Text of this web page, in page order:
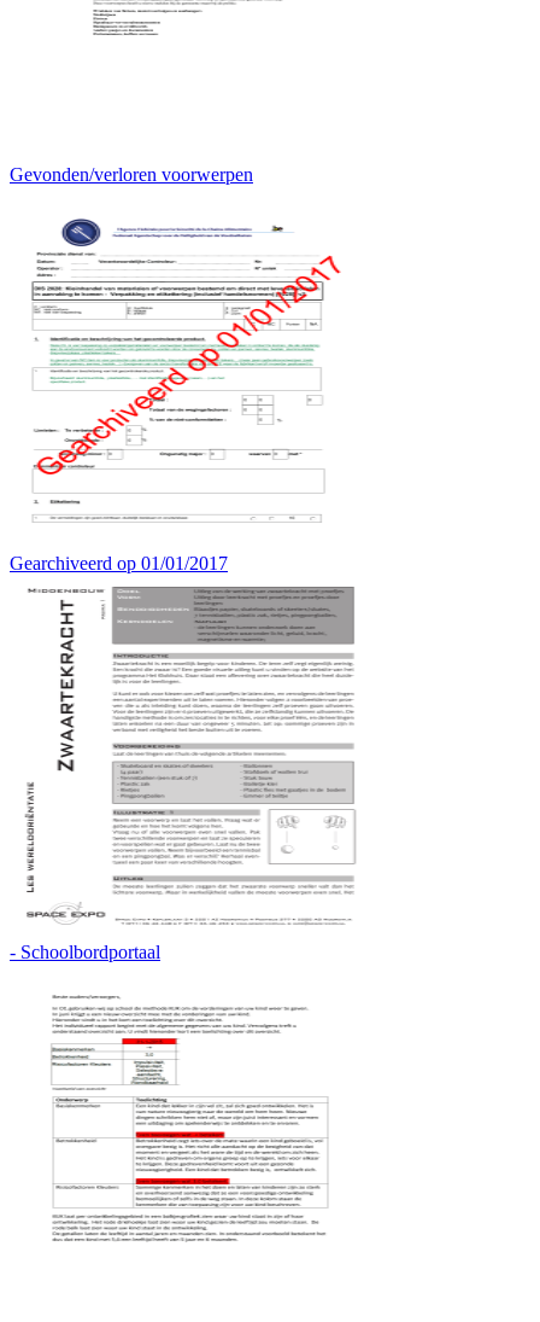
Gevonden/verloren voorwerpen
Gearchiveerd op 01/01/2017
- Schoolbordportaal